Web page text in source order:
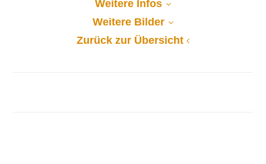
Weitere Infos
Weitere Bilder
Zurück zur Übersicht